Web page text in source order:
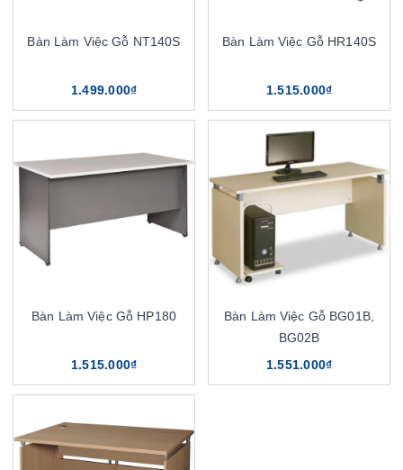
Bàn Làm Việc Gỗ NT140S
1.499.000₫
Bàn Làm Việc Gỗ HR140S
1.515.000₫
Bàn Làm Việc Gỗ HP180
1.515.000₫
Bàn Làm Việc Gỗ BG01B,
BG02B
1.551.000₫